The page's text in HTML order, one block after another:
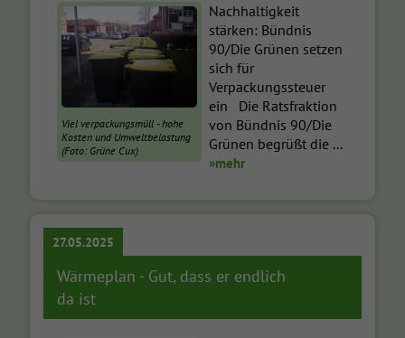
Viel verpackungsmüll - hohe
Kosten und Umweltbelastung
(Foto: Grüne Cux)
Nachhaltigkeit
stärken: Bündnis
90/Die Grünen setzen
sich für
Verpackungssteuer
ein Die Ratsfraktion
von Bündnis 90/Die
Grünen begrüßt die ...
»mehr
27.05.2025
Wärmeplan - Gut, dass er endlich
da ist